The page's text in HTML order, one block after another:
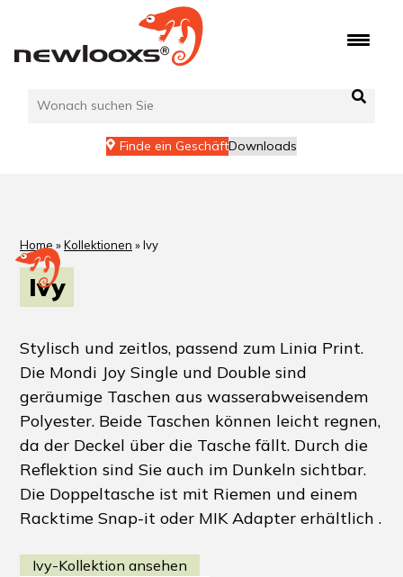
Finde ein GeschäftDownloads
Home»Kollektionen »Ivy
Ivy
Stylisch und zeitlos, passend zum Linia Print.
Die Mondi Joy Single und Double sind
geräumige Taschen aus wasserabweisendem
Polyester. Beide Taschen können leicht regnen,
da der Deckel über die Tasche fällt. Durch die
Reflektion sind Sie auch im Dunkeln sichtbar.
Die Doppeltasche ist mit Riemen und einem
Racktime Snap-it oder MIK Adapter erhältlich .
Ivy-Kollektion ansehen